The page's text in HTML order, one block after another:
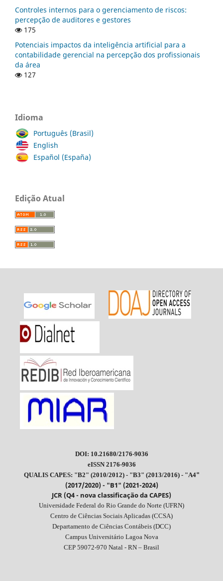
Controles internos para o gerenciamento de riscos:
percepção de auditores e gestores
175
Potenciais impactos da inteligência artificial para a
contabilidade gerencial na percepção dos profissionais
da área
127
Idioma
Português (Brasil)
English
Español (España)
Edição Atual
DOI: 10.21680/2176-9036
eISSN 2176-9036
QUALIS CAPES: "B2" (2010/2012) - "B3" (2013/2016) - "A4"
(2017/2020) - "B1" (2021-2024)
JCR (Q4 - nova classificação da CAPES)
Universidade Federal do Rio Grande do Norte (UFRN)
Centro de Ciências Sociais Aplicadas (CCSA)
Departamento de Ciências Contábeis (DCC)
Campus Universitário Lagoa Nova
CEP 59072-970 Natal - RN – Brasil